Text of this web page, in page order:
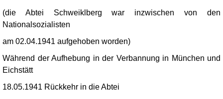
(die Abtei Schweiklberg war inzwischen von den
Nationalsozialisten
am 02.04.1941 aufgehoben worden)
Während der Aufhebung in der Verbannung in München und
Eichstätt
18.05.1941 Rückkehr in die Abtei